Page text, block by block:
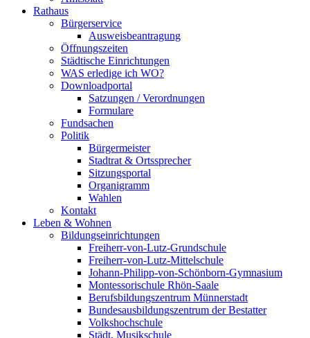
Rathaus
Bürgerservice
Ausweisbeantragung
Öffnungszeiten
Städtische Einrichtungen
WAS erledige ich WO?
Downloadportal
Satzungen / Verordnungen
Formulare
Fundsachen
Politik
Bürgermeister
Stadtrat & Ortssprecher
Sitzungsportal
Organigramm
Wahlen
Kontakt
Leben & Wohnen
Bildungseinrichtungen
Freiherr-von-Lutz-Grundschule
Freiherr-von-Lutz-Mittelschule
Johann-Philipp-von-Schönborn-Gymnasium
Montessorischule Rhön-Saale
Berufsbildungszentrum Münnerstadt
Bundesausbildungszentrum der Bestatter
Volkshochschule
Städt. Musikschule